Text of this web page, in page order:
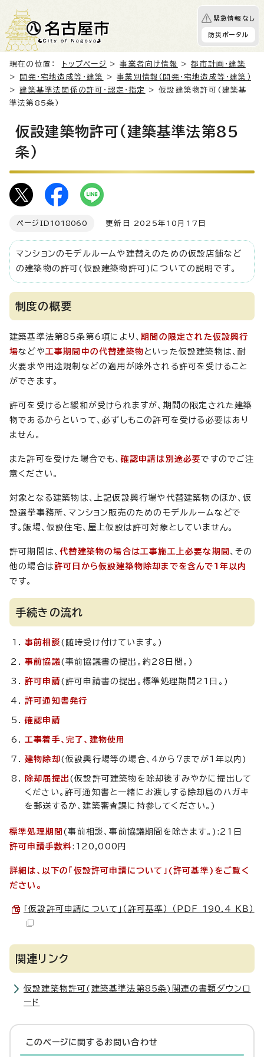
緊急情報なし
防災ポータル
現在の位置： トップページ >事業者向け情報 >都市計画・建築
>
開発・宅地造成等・建築 >事業別情報（開発・宅地造成等・建築）
>建築基準法関係の許可・認定・指定
> 仮設建築物許可(建築基
準法第85条)
仮設建築物許可(建築基準法第85
条)
ページID 1018060 更新日 2025年10月17日
マンションのモデルルームや建替えのための仮設店舗など
の建築物の許可(仮設建築物許可)についての説明です。
制度の概要
建築基準法第85条第6項により、期間の限定された仮設興行
場などや工事期間中の代替建築物 といった仮設建築物は、耐
火要求や用途規制などの適用が除外される許可を受けること
ができます。
許可を受けると緩和が受けられますが、期間の限定された建築
物であるからといって、必ずしもこの許可を受ける必要はあり
ません。
また許可を受けた場合でも、確認申請は別途必要ですのでご注
意ください。
対象となる建築物は、上記仮設興行場や代替建築物のほか、仮
設選挙事務所、マンション販売のためのモデルルームなどで
す。飯場、仮設住宅、屋上仮設は許可対象としていません。
許可期間は、代替建築物の場合は工事施工上必要な期間 、その
他の場合は許可日から仮設建築物除却までを含んで1年以内
です。
手続きの流れ
事前相談 (随時受け付けています。)
事前協議(事前協議書の提出。約28日間。)
許可申請(許可申請書の提出。標準処理期間21日。)
許可通知書発行
確認申請
工事着手、完了、建物使用
建物除却(仮設興行場等の場合、4から7までが1年以内)
除却届提出 (仮設許可建築物を除却後すみやかに提出して
ください。許可通知書と一緒にお渡しする除却届のハガキ
を郵送するか、建築審査課に持参してください。)
標準処理期間 (事前相談、事前協議期間を除きます。):21日
許可申請手数料:120,000円
詳細は、以下の「仮設許可申請について」(許可基準)をご覧く
ださい。
「仮設許可申請について」（許可基準） （PDF 190.4 KB）
関連リンク
仮設建築物許可(建築基準法第85条)関連の書類ダウンロ
ード
このページに関する お問い合わせ